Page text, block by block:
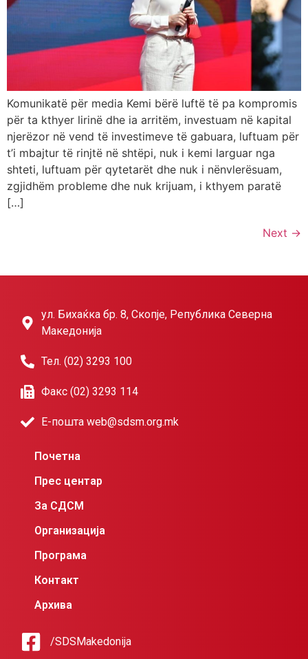
Komunikatë për media Kemi bërë luftë të pa kompromis
për ta kthyer lirinë dhe ia arritëm, investuam në kapital
njerëzor në vend të investimeve të gabuara, luftuam për
t’i mbajtur të rinjtë në shtëpi, nuk i kemi larguar nga
shteti, luftuam për qytetarët dhe nuk i nënvlerësuam,
zgjidhëm probleme dhe nuk krijuam, i kthyem paratë
[…]
Next →
ул. Бихаќка бр. 8, Скопје, Република Северна
Македонија
Тел. (02) 3293 100
Факс (02) 3293 114
Е-пошта web@sdsm.org.mk
Почетна
Прес центар
За СДСМ
Организација
Програма
Контакт
Архива
/SDSMakedonija